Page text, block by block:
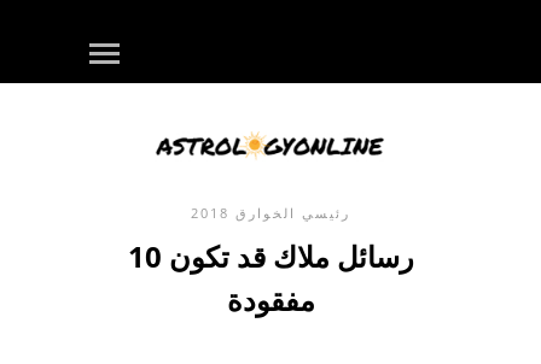
رئيسي الخوارق
10 رسائل ملاك قد تكون
مفقودة